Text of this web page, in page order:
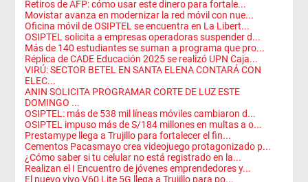
Retiros de AFP: cómo usar este dinero para fortale...
Movistar avanza en modernizar la red móvil con nue...
Oficina móvil de OSIPTEL se encuentra en La Libert...
OSIPTEL solicita a empresas operadoras suspender d...
Más de 140 estudiantes se suman a programa que pro...
Réplica de CADE Educación 2025 se realizó UPN Caja...
VIRÚ: SECTOR BETEL EN SANTA ELENA CONTARÁ CON
ELEC...
ANIN SOLICITA PROGRAMAR CORTE DE LUZ ESTE
DOMINGO ...
OSIPTEL: más de 538 mil líneas móviles cambiaron d...
OSIPTEL impuso más de S/184 millones en multas a o...
Prestamype llega a Trujillo para fortalecer el fin...
Cementos Pacasmayo crea videojuego protagonizado p...
¿Cómo saber si tu celular no está registrado en la...
Realizan el I Encuentro de jóvenes emprendedores y...
El nuevo vivo V60 Lite 5G llega a Trujillo para po...